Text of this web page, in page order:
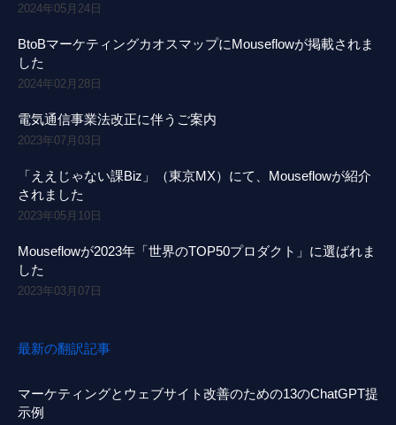
2024年05月24日
BtoBマーケティングカオスマップにMouseflowが掲載されま
した
2024年02月28日
電気通信事業法改正に伴うご案内
2023年07月03日
「ええじゃない課Biz」（東京MX）にて、Mouseflowが紹介
されました
2023年05月10日
Mouseflowが2023年「世界のTOP50プロダクト」に選ばれま
した
2023年03月07日
最新の翻訳記事
マーケティングとウェブサイト改善のための13のChatGPT提
示例